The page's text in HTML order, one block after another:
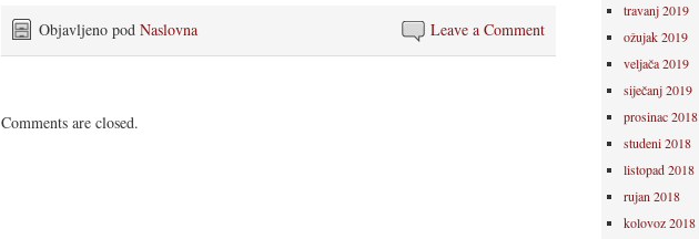
Leave a Comment
Objavljeno pod Naslovna
Comments are closed.
travanj 2019
ožujak 2019
veljača 2019
siječanj 2019
prosinac 2018
studeni 2018
listopad 2018
rujan 2018
kolovoz 2018